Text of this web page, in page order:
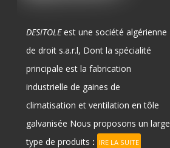
DESITOLE est une société algérienne
de droit s.a.r.l, Dont la spécialité
principale est la fabrication
industrielle de gaines de
climatisation et ventilation entôle
galvanisée Nous proposons un large
type de produits : IRE LA SUITE